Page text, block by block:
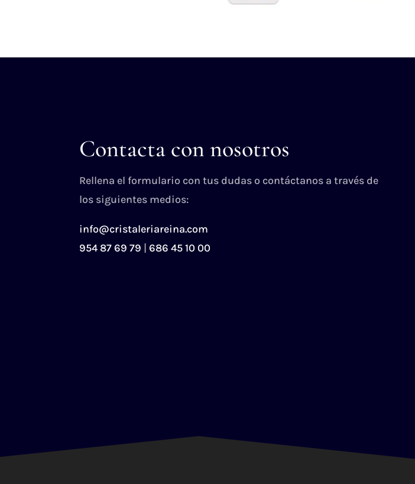
Contacta con nosotros
Rellena el formulario con tus dudas o contáctanos a través de
los siguientes medios:
info@cristaleriareina.com
954 87 69 79 | 686 45 10 00